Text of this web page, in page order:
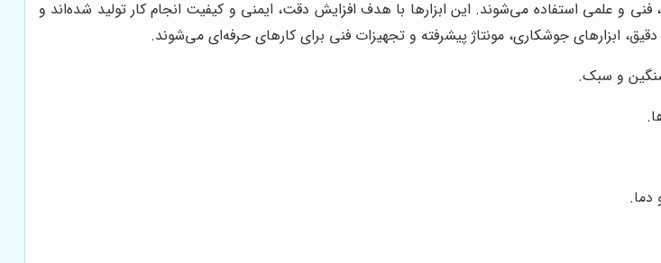
و علمی استفاده می‌شوند. این ابزارها با هدف افزایش دقت، ایمنی و کیفیت انجام کار تولید شده‌اند و
ابزارهای جوشکاری، مونتاژ پیشرفته و تجهیزات فنی برای کارهای حرفه‌ای می‌شوند.
سنگین و سبک.
دما.